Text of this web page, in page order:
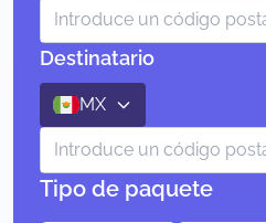
Destinatario
MX
Tipo de paquete